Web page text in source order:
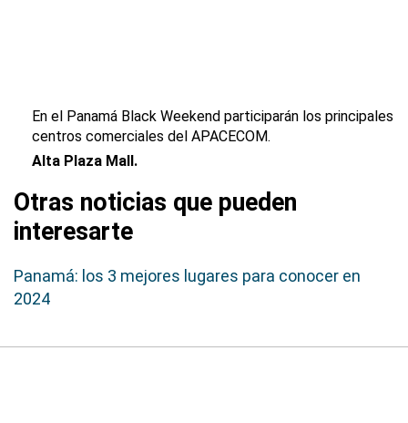
En el Panamá Black Weekend participarán los principales
centros comerciales del APACECOM.
Alta Plaza Mall.
Otras noticias que pueden
interesarte
Panamá: los 3 mejores lugares para conocer en
2024